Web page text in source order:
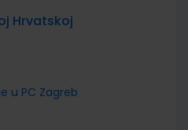
Hrvatskoj
u PC Zagreb